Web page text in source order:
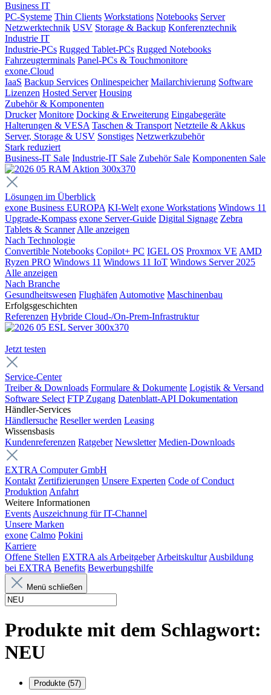
Business IT
PC-Systeme Thin Clients Workstations Notebooks Server
Netzwerktechnik USV Storage & Backup Konferenztechnik
Industrie IT
Industrie-PCs Rugged Tablet-PCs Rugged Notebooks
Fahrzeugterminals Panel-PCs & Touchmonitore
exone.Cloud
IaaS Backup Services Onlinespeicher Mailarchivierung Software
Lizenzen Hosted Server Housing
Zubehör & Komponenten
Drucker Monitore Docking & Erweiterung Eingabegeräte
Halterungen & VESA Taschen & Transport Netzteile & Akkus
Server, Storage & USV Sonstiges Netzwerkzubehör
Stark reduziert
Business-IT Sale Industrie-IT Sale Zubehör Sale Komponenten Sale
Lösungen im Überblick
exone Business EUROPA KI-Welt exone Workstations Windows 11
Upgrade-Kompass exone Server-Guide Digital Signage Zebra
Tablets & Scanner Alle anzeigen
Nach Technologie
Convertible Notebooks Copilot+ PC IGEL OS Proxmox VE AMD
Ryzen PRO Windows 11 Windows 11 IoT Windows Server 2025
Alle anzeigen
Nach Branche
Gesundheitswesen Flughäfen Automotive Maschinenbau
Erfolgsgeschichten
Referenzen Hybride Cloud-/On-Prem-Infrastruktur
Jetzt testen
Service-Center
Treiber & Downloads Formulare & Dokumente Logistik & Versand
Software Select FTP Zugang Datenblatt-API Dokumentation
Händler-Services
Händlersuche Reseller werden Leasing
Wissensbasis
Kundenreferenzen Ratgeber Newsletter Medien-Downloads
EXTRA Computer GmbH
Kontakt Zertifizierungen Unsere Experten Code of Conduct
Produktion Anfahrt
Weitere Informationen
Events Auszeichnung für IT-Channel
Unsere Marken
exone Calmo Pokini
Karriere
Offene Stellen EXTRA als Arbeitgeber Arbeitskultur Ausbildung
bei EXTRA Benefits Bewerbungshilfe
Menü schließen
Produkte mit dem Schlagwort:
NEU
Produkte (57)